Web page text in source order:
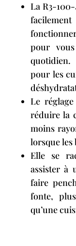
La R3-
pour
pour les
Le
réduire la
moins
lorsque
Elle se
assister à
faire
fonte,
qu’une